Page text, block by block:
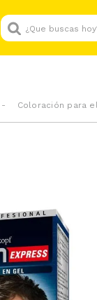
¿Que buscas hoy?
Coloración para